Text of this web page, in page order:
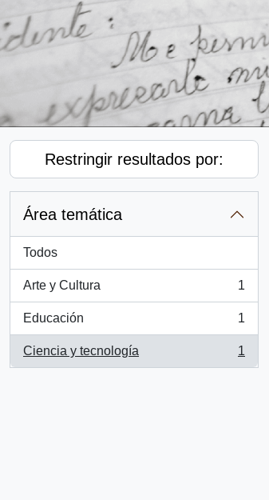
Restringir resultados por:
Área temática
Todos
Arte y Cultura
, 1 resultados
1
Educación
, 1 resultados
1
Ciencia y tecnología
, 1 resultados
1